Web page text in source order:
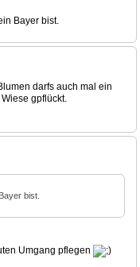
Bayer bist.
darfs auch mal ein
gpflückt.
bist.
Umgang pflegen